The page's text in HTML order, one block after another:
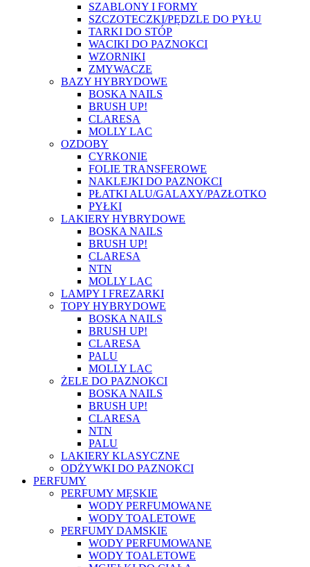
SZABLONY I FORMY
SZCZOTECZKI/PĘDZLE DO PYŁU
TARKI DO STÓP
WACIKI DO PAZNOKCI
WZORNIKI
ZMYWACZE
BAZY HYBRYDOWE
BOSKA NAILS
BRUSH UP!
CLARESA
MOLLY LAC
OZDOBY
CYRKONIE
FOLIE TRANSFEROWE
NAKLEJKI DO PAZNOKCI
PŁATKI ALU/GALAXY/PAZŁOTKO
PYŁKI
LAKIERY HYBRYDOWE
BOSKA NAILS
BRUSH UP!
CLARESA
NTN
MOLLY LAC
LAMPY I FREZARKI
TOPY HYBRYDOWE
BOSKA NAILS
BRUSH UP!
CLARESA
PALU
MOLLY LAC
ŻELE DO PAZNOKCI
BOSKA NAILS
BRUSH UP!
CLARESA
NTN
PALU
LAKIERY KLASYCZNE
ODŻYWKI DO PAZNOKCI
PERFUMY
PERFUMY MĘSKIE
WODY PERFUMOWANE
WODY TOALETOWE
PERFUMY DAMSKIE
WODY PERFUMOWANE
WODY TOALETOWE